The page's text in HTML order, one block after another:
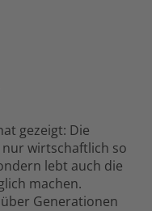
gezeigt: Die
wirtschaftlich so
lebt auch die
machen.
Generationen